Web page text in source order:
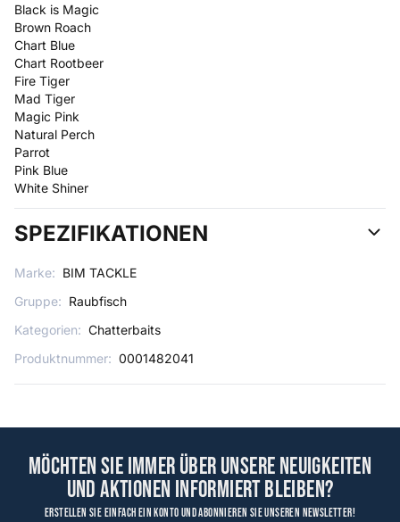
Black is Magic
Brown Roach
Chart Blue
Chart Rootbeer
Fire Tiger
Mad Tiger
Magic Pink
Natural Perch
Parrot
Pink Blue
White Shiner
SPEZIFIKATIONEN
Marke: BIM TACKLE
Gruppe: Raubfisch
Kategorien: Chatterbaits
Produktnummer: 0001482041
Möchten Sie immer über unsere Neuigkeiten
und Aktionen informiert bleiben?
Erstellen Sie einfach ein Konto und abonnieren Sie unseren Newsletter!